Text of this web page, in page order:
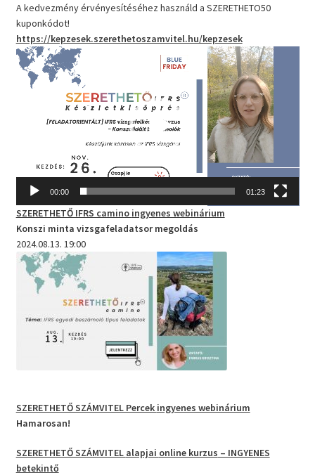
A kedvezmény érvényesítéséhez használd a SZERETHETO50
kuponkódot!
https://kepzesek.szerethetoszamvitel.hu/kepzesek
Videólejátszó
00:00 01:23
SZERETHETŐ IFRS camino ingyenes webinárium
Konszi minta vizsgafeladatsor megoldás
2024.08.13. 19:00
SZERETHETŐ SZÁMVITEL Percek ingyenes webinárium
Hamarosan!
SZERETHETŐ SZÁMVITEL alapjai online kurzus – INGYENES
betekintő